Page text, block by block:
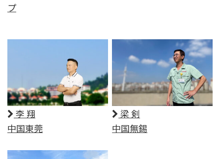
プ
李 翔
中国東莞
梁 剣
中国無錫